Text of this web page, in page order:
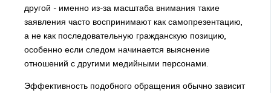
другой - именно из-за масштаба внимания такие
заявления часто воспринимают как самопрезентацию,
а не как последовательную гражданскую позицию,
особенно если следом начинается выяснение
отношений с другими медийными персонами.
Эффективность подобного обращения обычно зависит